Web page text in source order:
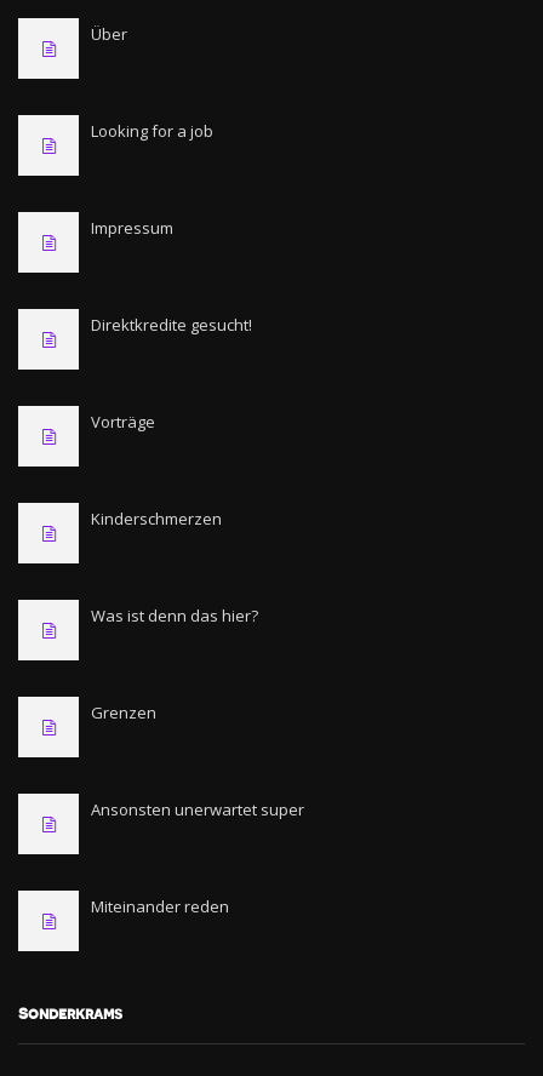
Über
Looking for a job
Impressum
Direktkredite gesucht!
Vorträge
Kinderschmerzen
Was ist denn das hier?
Grenzen
Ansonsten unerwartet super
Miteinander reden
Sonderkrams